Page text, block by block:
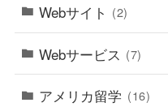
Webサイト (2)
Webサービス (7)
アメリカ留学 (16)